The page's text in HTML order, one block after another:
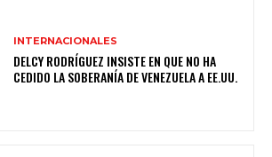
INTERNACIONALES
DELCY RODRÍGUEZ INSISTE EN QUE NO HA
CEDIDO LA SOBERANÍA DE VENEZUELA A EE.UU.